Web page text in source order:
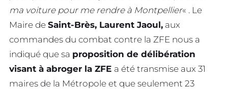
ma voiture pour me rendre à Montpellier« . Le
Maire de Saint-Brès, Laurent Jaoul, aux
commandes du combat contre la ZFE nous a
indiqué que sa proposition de délibération
visant à abroger la ZFE a été transmise aux 31
maires de la Métropole et que seulement 23